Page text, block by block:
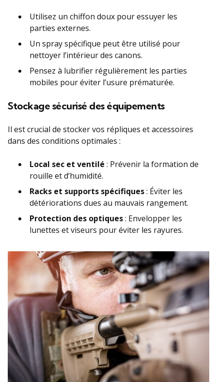
Utilisez un chiffon doux pour essuyer les
parties externes.
Un spray spécifique peut être utilisé pour
nettoyer l’intérieur des canons.
Pensez à lubrifier régulièrement les parties
mobiles pour éviter l’usure prématurée.
Stockage sécurisé des équipements
Il est crucial de stocker vos répliques et accessoires
dans des conditions optimales :
Local sec et ventilé : Prévenir la formation de
rouille et d’humidité.
Racks et supports spécifiques: Éviter les
détériorations dues au mauvais rangement.
Protection des optiques: Envelopper les
lunettes et viseurs pour éviter les rayures.